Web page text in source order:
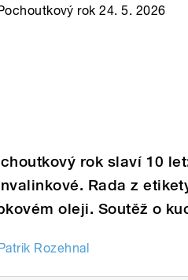
rok 24. 5. 2026
rok slaví 10
Rada z
oleji. Soutěž o
Rozehnal